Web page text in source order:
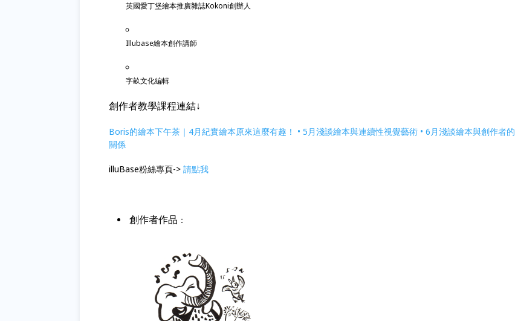
英國愛丁堡繪本推廣雜誌Kokoni創辦人
Illubase繪本創作講師
字畝文化編輯
創作者教學課程連結↓
Boris的繪本下午茶｜4月紀實繪本原來這麼有趣！ • 5月淺談繪本與連續性視覺藝術 • 6月淺談繪本與創作者的
關係
illuBase粉絲專頁-> 請點我
創作者作品 ：